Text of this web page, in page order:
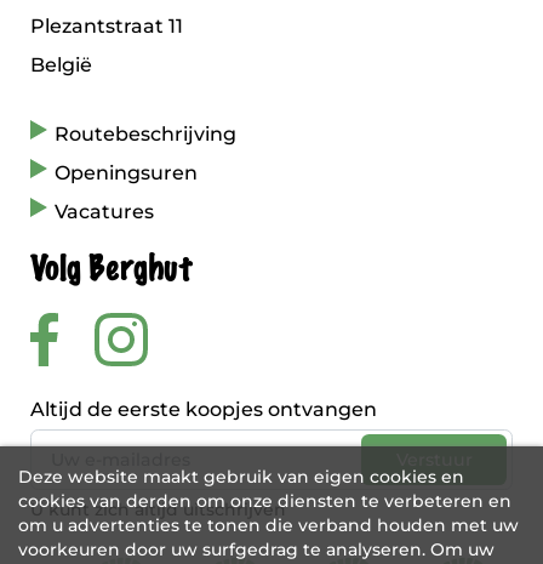
Plezantstraat 11
België
Routebeschrijving
Openingsuren
Vacatures
Volg Berghut
Altijd de eerste koopjes ontvangen
U kunt zich altijd uitschrijven
Deze website maakt gebruik van eigen cookies en
cookies van derden om onze diensten te verbeteren en
om u advertenties te tonen die verband houden met uw
voorkeuren door uw surfgedrag te analyseren. Om uw